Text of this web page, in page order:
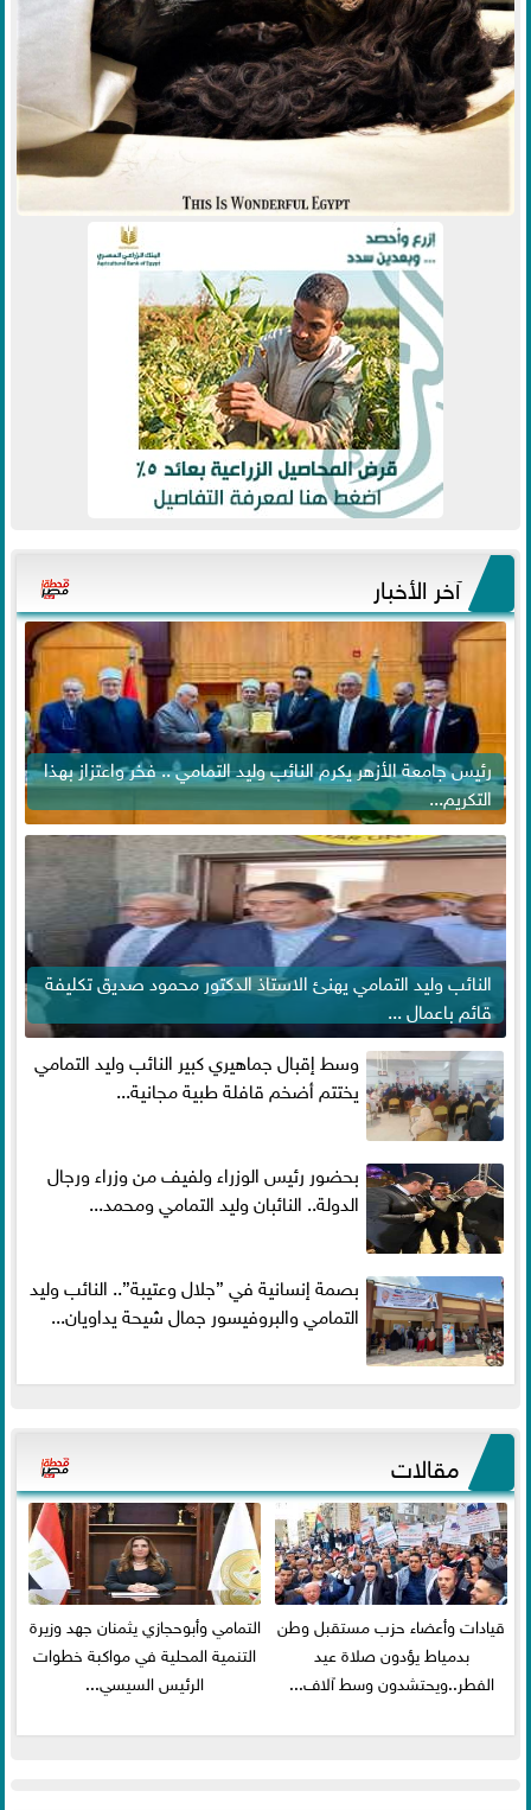
آخر الأخبار
رئيس جامعة الأزهر يكرم النائب وليد التمامي .. فخر واعتزاز بهذا
التكريم...
النائب وليد التمامي يهنئ الاستاذ الدكتور محمود صديق تكليفة
قائم باعمال ...
وسط إقبال جماهيري كبير النائب وليد التمامي
يختتم أضخم قافلة طبية مجانية...
بحضور رئيس الوزراء ولفيف من وزراء ورجال
الدولة.. النائبان وليد التمامي ومحمد...
بصمة إنسانية في ”جلال وعتيبة”.. النائب وليد
التمامي والبروفيسور جمال شيحة يداويان...
مقالات
قيادات وأعضاء حزب مستقبل وطن
بدمياط يؤدون صلاة عيد
الفطر..ويحتشدون وسط آلاف...
التمامي وأبوحجازي يثمنان جهد وزيرة
التنمية المحلية في مواكبة خطوات
الرئيس السيسي...